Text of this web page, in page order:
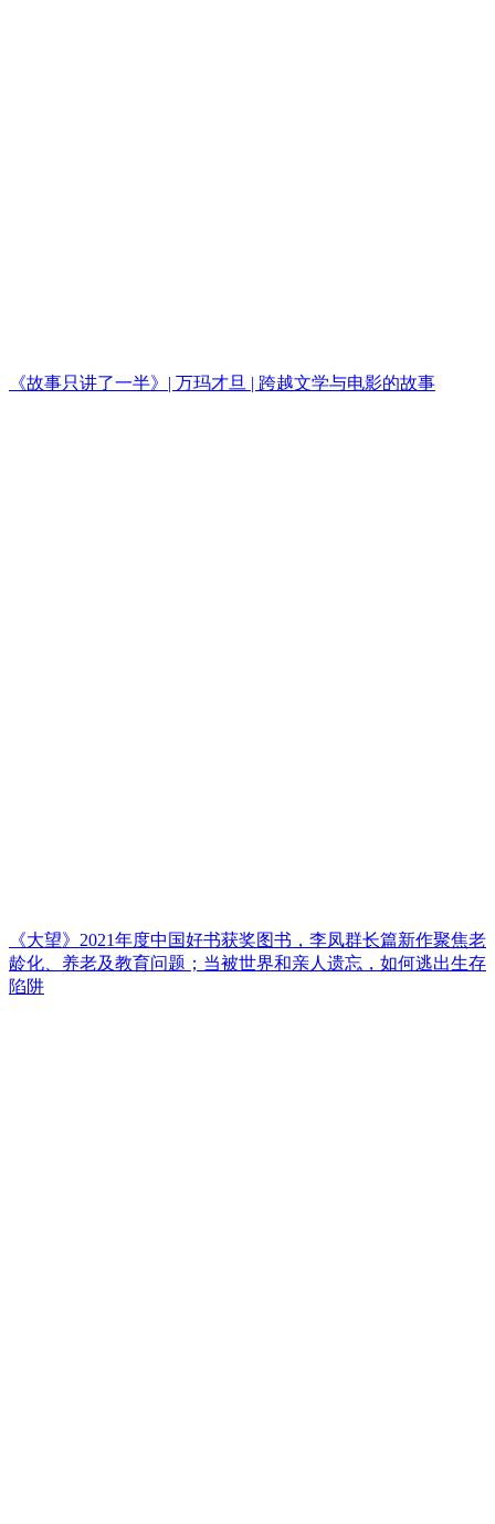
《故事只讲了一半》| 万玛才旦 | 跨越文学与电影的故事
《大望》2021年度中国好书获奖图书，李凤群长篇新作聚焦老
龄化、养老及教育问题；当被世界和亲人遗忘，如何逃出生存
陷阱